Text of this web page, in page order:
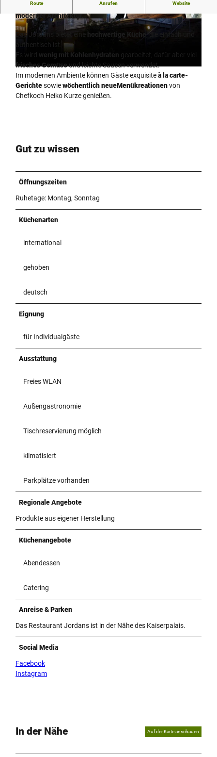
© Restaurant Jordans / O. Windus |
CC-BY-NC-ND
© Restaurant Jordans |CC-BY-NC-ND
Route Anrufen Website
Gourmetküche - unkompliziert und leicht zugänglich - in
moderner Architektur.
Das Jordans bietet eine hochwertige Küche , die einfach und
authentisch ist.
Es wird wenig mit Kohlenhydraten gearbeitet, dafür aber viel
frisches Gemüseund leichte Saucen verwendet.
Im modernen Ambiente können Gäste exquisiteà la carte-
Gerichtesowiewöchentlich neueMenükreationenvon
Chefkoch Heiko Kurze genießen.
Gut zu wissen
Öffnungszeiten
Ruhetage: Montag, Sonntag
Küchenarten
international
gehoben
deutsch
Eignung
für Individualgäste
Ausstattung
Freies WLAN
Außengastronomie
Tischreservierung möglich
klimatisiert
Parkplätze vorhanden
Regionale Angebote
Produkte aus eigener Herstellung
Küchenangebote
Abendessen
Catering
Anreise & Parken
Das Restaurant Jordans ist in der Nähe des Kaiserpalais.
Social Media
Facebook
Instagram
In der Nähe Auf der Karte anschauen